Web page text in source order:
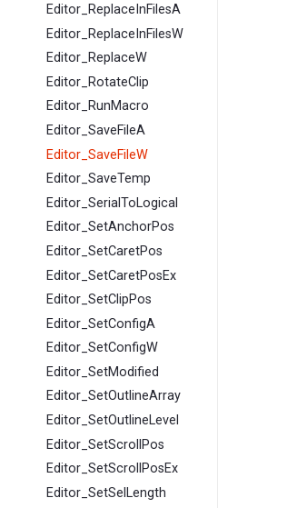
Editor_ReplaceInFilesA
Editor_ReplaceInFilesW
Editor_ReplaceW
Editor_RotateClip
Editor_RunMacro
Editor_SaveFileA
Editor_SaveFileW
Editor_SaveTemp
Editor_SerialToLogical
Editor_SetAnchorPos
Editor_SetCaretPos
Editor_SetCaretPosEx
Editor_SetClipPos
Editor_SetConfigA
Editor_SetConfigW
Editor_SetModified
Editor_SetOutlineArray
Editor_SetOutlineLevel
Editor_SetScrollPos
Editor_SetScrollPosEx
Editor_SetSelLength